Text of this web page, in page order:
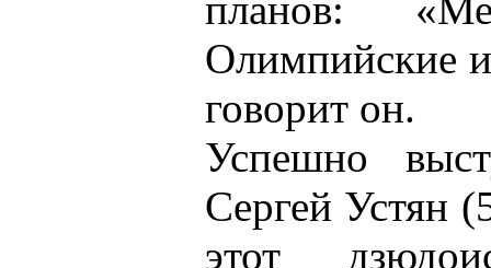
Олимпийские
говорит он.
Успешно
Сергей Устян
этот